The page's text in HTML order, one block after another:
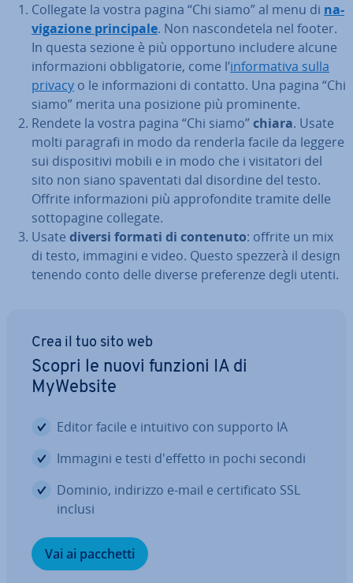
Collegate la vostra pagina “Chi siamo” al menu di na­
vi­ga­zio­ne prin­ci­pa­le. Non na­scon­de­te­la nel footer.
In questa sezione è più opportuno includere alcune
in­for­ma­zio­ni ob­bli­ga­to­rie, come l’in­for­ma­ti­va sulla
privacy o le in­for­ma­zio­ni di contatto. Una pagina “Chi
siamo” merita una posizione più pro­mi­nen­te.
Rendete la vostra pagina “Chi siamo”chiara. Usate
molti paragrafi in modo da renderla facile da leggere
sui di­spo­si­ti­vi mobili e in modo che i vi­si­ta­to­ri del
sito non siano spa­ven­ta­ti dal disordine del testo.
Offrite in­for­ma­zio­ni più ap­pro­fon­di­te tramite delle
sot­to­pa­gi­ne collegate.
Usate diversi formati di contenuto: offrite un mix
di testo, immagini e video. Questo spezzerà il design
tenendo conto delle diverse pre­fe­ren­ze degli utenti.
Crea il tuo sito web
Scopri le nuovi funzioni IA di
MyWebsite
Editor facile e intuitivo con supporto IA
Immagini e testi d'effetto in pochi secondi
Dominio, indirizzo e-mail e cer­ti­fi­ca­to SSL
inclusi
Vai ai pacchetti